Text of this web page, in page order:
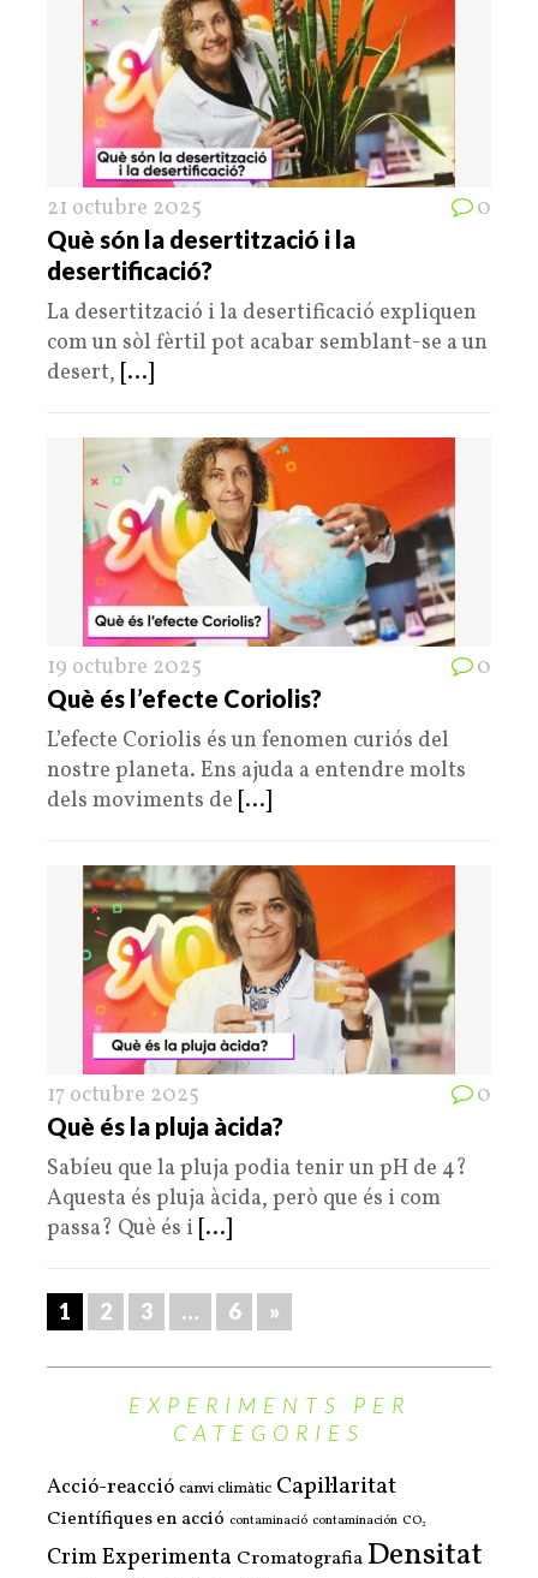
21 octubre 2025 0
Què són la desertització i la
desertificació?
La desertització i la desertificació expliquen
com un sòl fèrtil pot acabar semblant-se a un
desert, [...]
19 octubre 2025 0
Què és l’efecte Coriolis?
L’efecte Coriolis és un fenomen curiós del
nostre planeta. Ens ajuda a entendre molts
dels moviments de [...]
17 octubre 2025 0
Què és la pluja àcida?
Sabíeu que la pluja podia tenir un pH de 4?
Aquesta és pluja àcida, però que és i com
passa? Què és i [...]
1 2 3 … 6 »
EXPERIMENTS PER
CATEGORIES
Acció-reacció canvi climàtic Capil·laritat
Científiques en acció contaminació contaminación CO₂
Crim Experimenta Cromatografia Densitat